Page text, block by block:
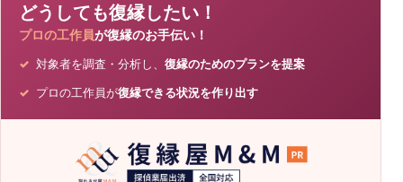
どうしても復縁したい！
プロの工作員が復縁のお手伝い！
対象者を調査・分析し、 復縁のためのプランを提案
プロの工作員が復縁できる状況を作り出す